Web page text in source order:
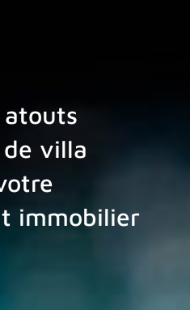
atouts
villa
immobilier